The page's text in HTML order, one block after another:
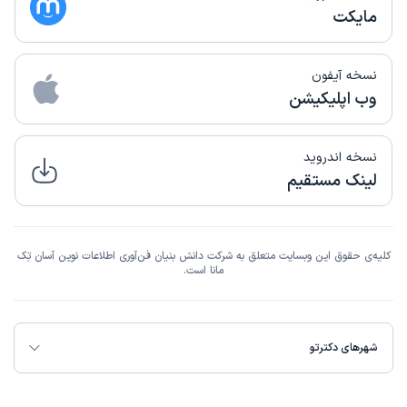
مایکت
نسخه آیفون
وب اپلیکیشن
نسخه اندروید
لینک مستقیم
کلیه‌ی حقوق این وبسایت متعلق به شرکت دانش بنیان فن‌آوری اطلاعات نوین آسان تِک
مانا است.
شهرهای دکترتو